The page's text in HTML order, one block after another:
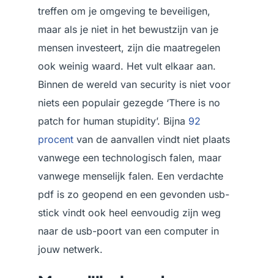
treffen om je omgeving te beveiligen,
maar als je niet in het bewustzijn van je
mensen investeert, zijn die maatregelen
ook weinig waard. Het vult elkaar aan.
Binnen de wereld van security is niet voor
niets een populair gezegde ‘There is no
patch for human stupidity’. Bijna 92
procentvan de aanvallen vindt niet plaats
vanwege een technologisch falen, maar
vanwege menselijk falen. Een verdachte
pdf is zo geopend en een gevonden usb-
stick vindt ook heel eenvoudig zijn weg
naar de usb-poort van een computer in
jouw netwerk.